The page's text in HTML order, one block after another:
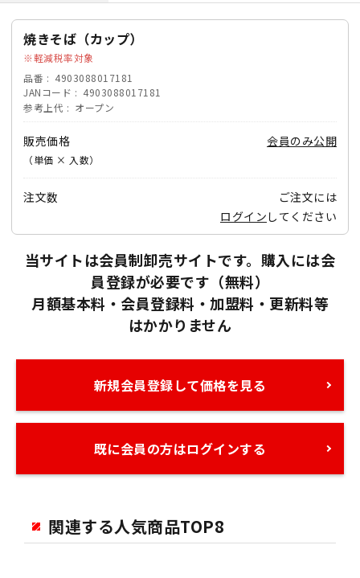
焼きそば（カップ）
軽減税率対象
品番
4903088017181
JANコード
4903088017181
参考上代
オープン
販売価格
（単価 × 入数）
会員のみ公開
注文数
ご注文には
ログイン してください
当サイトは会員制卸売サイトです。購入には会
員登録が必要です（無料）
月額基本料・会員登録料・加盟料・更新料等
はかかりません
新規会員登録して価格を見る
既に会員の方はログインする
関連する人気商品TOP8